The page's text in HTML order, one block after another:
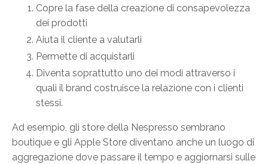
Copre la fase della creazione di consapevolezza
dei prodotti
Aiuta il cliente a valutarli
Permette di acquistarli
Diventa soprattutto uno dei modi attraverso i
quali il brand costruisce la relazione con i clienti
stessi.
Ad esempio, gli store della Nespresso sembrano
boutique e gli Apple Store diventano anche un luogo di
aggregazione dove passare il tempo e aggiornarsi sulle